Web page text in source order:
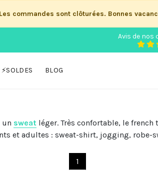
commandes sont clôturées. Bonnes
Avis de nos
⚡SOLDES BLOG
un sweat léger. Très confortable, le
et adultes : sweat-shirt, jogging, robe-
1